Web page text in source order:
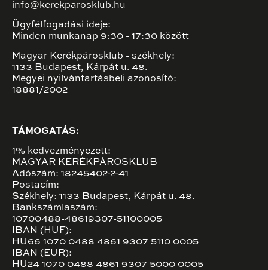
info@kerekparosklub.hu
Ügyfélfogadási ideje:
Minden munkanap 9:30 - 17:30 között
Magyar Kerékpárosklub - székhely:
1133 Budapest, Kárpát u. 48.
Megyei nyilvántartásbeli azonosító:
18881/2002
TÁMOGATÁS:
1% kedvezményezett:
MAGYAR KERÉKPÁROSKLUB
Adószám: 18245402-2-41
Postacím:
Székhely: 1133 Budapest, Kárpát u. 48.
Bankszámlaszám:
10700488-48619307-51100005
IBAN (HUF):
HU66 1070 0488 4861 9307 5110 0005
IBAN (EUR):
HU24 1070 0488 4861 9307 5000 0005